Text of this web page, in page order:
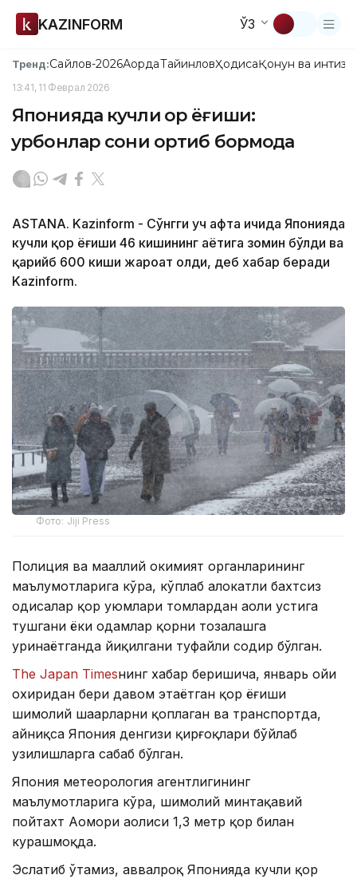
KAZINFORM ЎЗ
Тренд:Сайлов-2026АқордаТайинловҲодисаҚонун ва
13:41, 11 Феврал 2026
Японияда кучли қор ёғиши:
қурбонлар сони ортиб бормоқда
ASTANA. Kazinform - Сўнгги уч ҳафта ичида Японияда
кучли қор ёғиши 46 кишининг ҳаётига зомин бўлди ва
қарийб 600 киши жароҳат олди, деб хабар беради
Kazinform.
Фото: Jiji Press
Полиция ва маҳаллий ҳокимият органларининг
маълумотларига кўра, кўплаб ҳалокатли бахтсиз
ҳодисалар қор уюмлари томлардан аҳоли устига
тушгани ёки одамлар қорни тозалашга
уринаётганда йиқилгани туфайли содир бўлган.
The Japan Timesнинг хабар беришича, январь ойи
охиридан бери давом этаётган қор ёғиши
шимолий шаҳарларни қоплаган ва транспортда,
айниқса Япония денгизи қирғоқлари бўйлаб
узилишларга сабаб бўлган.
Япония метеорология агентлигининг
маълумотларига кўра, шимолий минтақавий
пойтахт Аомори аҳолиси 1,3 метр қор билан
курашмоқда.
Эслатиб ўтамиз, аввалроқ Японияда кучли қор